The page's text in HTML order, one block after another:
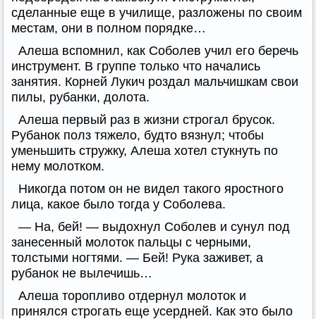
сделанные еще в училище, разложены по своим
местам, они в полном порядке…
Алеша вспомнил, как Соболев учил его беречь
инструмент. В группе только что начались
занятия. Корней Лукич роздал мальчишкам свои
пилы, рубанки, долота.
Алеша первый раз в жизни строгал брусок.
Рубанок полз тяжело, будто вязнул; чтобы
уменьшить стружку, Алеша хотел стукнуть по
нему молотком.
Никогда потом он не видел такого яростного
лица, какое было тогда у Соболева.
— На, бей! — выдохнул Соболев и сунул под
занесенный молоток пальцы с черными,
толстыми ногтями. — Бей! Рука заживет, а
рубанок не вылечишь…
Алеша торопливо отдернул молоток и
принялся строгать еще усердней. Как это было